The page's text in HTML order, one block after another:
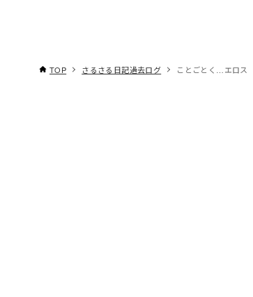
TOP さるさる日記過去ログ ことごとく…エロス